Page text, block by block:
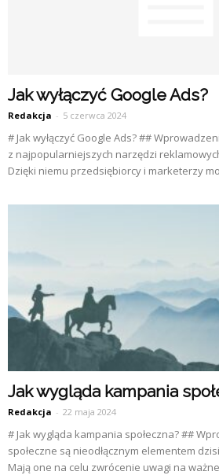
Jak wyłączyć Google Ads?
Redakcja - 5 czerwca 2024
# Jak wyłączyć Google Ads? ##
z najpopularniejszych narzędzi
Dzięki niemu przedsiębiorcy i marketerzy
Jak wygląda kampania
Redakcja - 22 maja 2024
# Jak wygląda kampania społeczna? ##
społeczne są nieodłącznym elementem
Mają one na celu zwrócenie uwagi na